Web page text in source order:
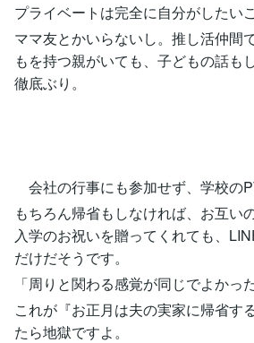
プライベートは完全に自分がしたい
ママ友とかいらないし。推し活仲間
もを持つ親がいても、子どもの話も
徹底ぶり。
会社の行事にも参加せず、学校の
もちろん帰省もしなければ、お互い
入学のお祝いを贈ってくれても、
だけだそうです。
「周りと関わる感覚が同じでよかっ
これが『お正月は夫の実家に帰省す
たら地獄ですよ。